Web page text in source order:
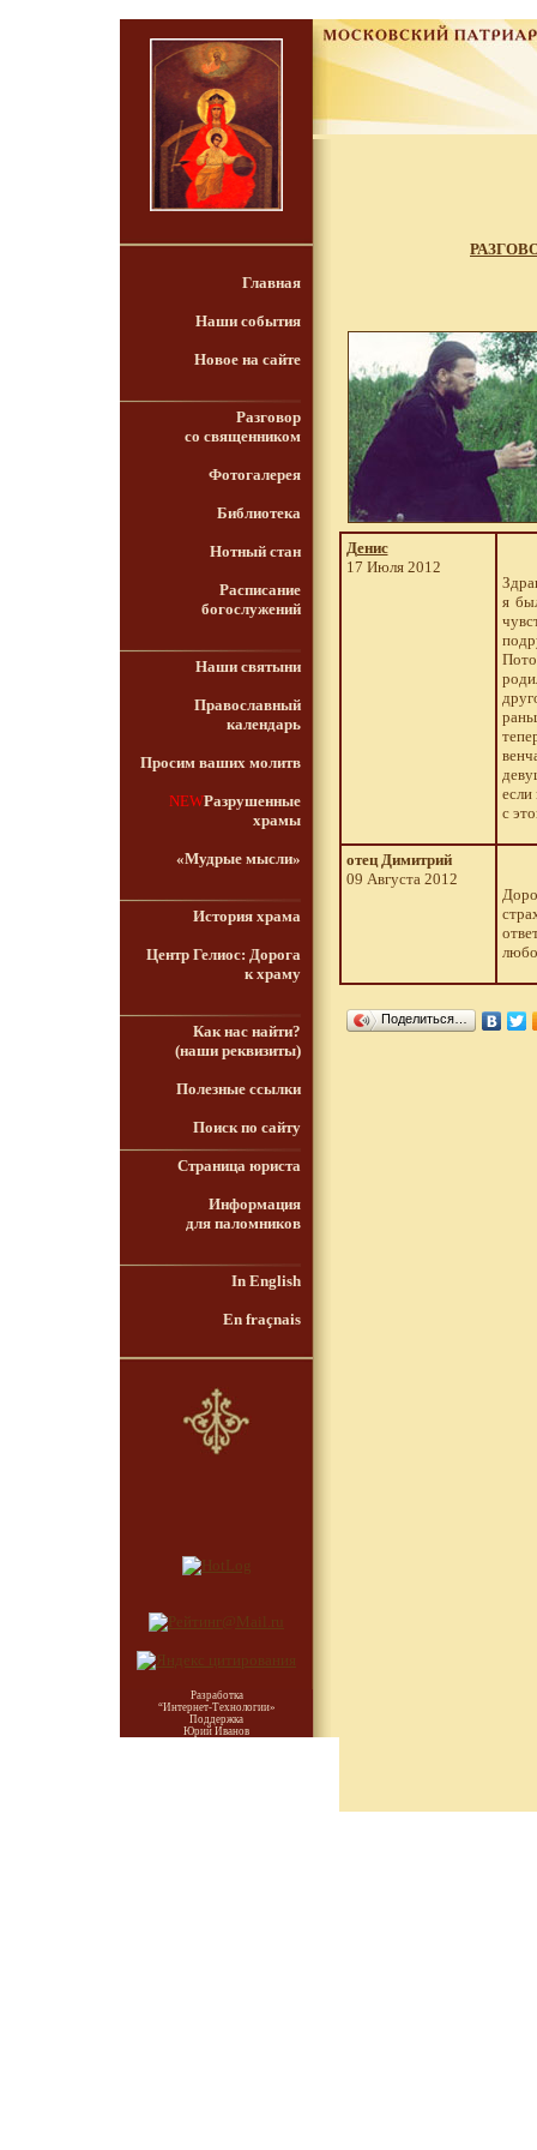
Главная
Наши события
Новое на сайте
Разговор
со священником
Фотогалерея
Библиотека
Нотный стан
Расписание
богослужений
Наши святыни
Православный
календарь
Просим ваших молитв
NEWРазрушенные
храмы
«Мудрые мысли»
История храма
Центр Гелиос: Дорога
к храму
Как нас найти?
(наши реквизиты)
Полезные ссылки
Поиск по сайту
Страница юриста
Информация
для паломников
In English
En fraçnais
Разработка
“Интернет-Технологии»
Поддержка
Юрий Иванов
Денис
17 Июля 2012
я
если
с
отец Димитрий
09 Августа 2012
Поделиться…